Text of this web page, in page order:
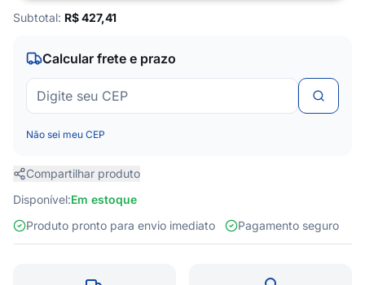
Subtotal: R$427,41
Calcular frete e prazo
Não sei meu CEP
Compartilhar produto
Disponível:Em estoque
Produto pronto para envio imediato
Pagamento seguro